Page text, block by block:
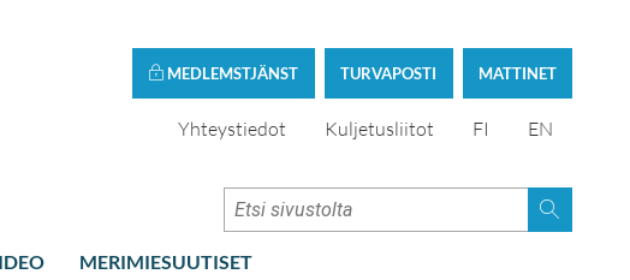
MATTINET
TURVAPOSTI
MEDLEMSTJÄNST
Yhteystiedot Kuljetusliitot FI EN
MERIMIESUUTISET